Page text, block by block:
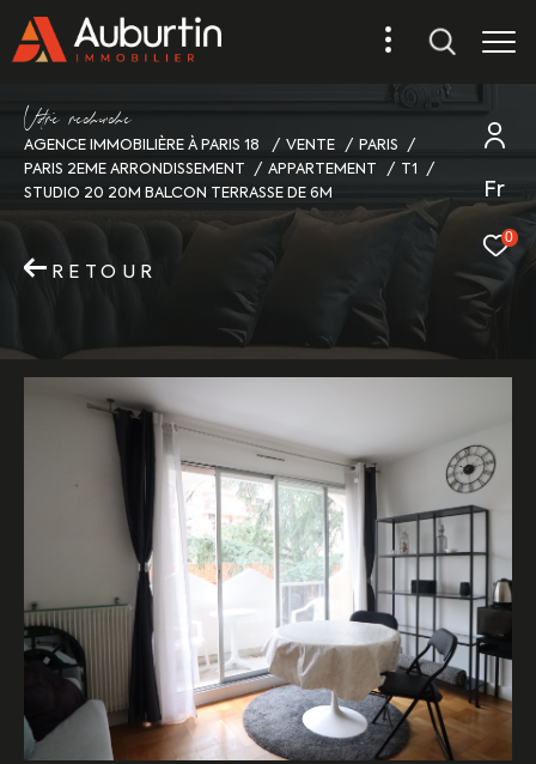
Fr
0
Vore recece
AGENCE IMMOBILIÈRE À PARIS 18 VENTE
PARIS
PARIS 2EME ARRONDISSEMENT
APPARTEMENT
T1
STUDIO 20 20M BALCON TERRASSE DE 6M
RETOUR